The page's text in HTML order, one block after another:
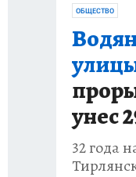
ОБЩЕСТВО
унес
32 года